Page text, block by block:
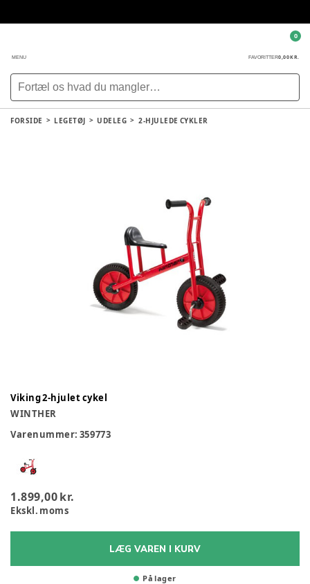
MENU FAVORITTER0,00 KR.
0
FORSIDE LEGETØJ UDELEG 2-HJULEDE CYKLER
Viking 2-hjulet cykel
WINTHER
Varenummer: 359773
1.899,00 kr.
Ekskl. moms
LÆG VAREN I KURV
På lager